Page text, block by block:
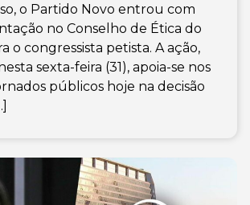
o Partido Novo entrou com
no Conselho de Ética do
o congressista petista. A ação,
sexta-feira (31), apoia-se nos
públicos hoje na decisão